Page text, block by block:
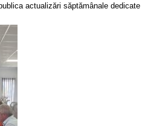
actualizări săptămânale